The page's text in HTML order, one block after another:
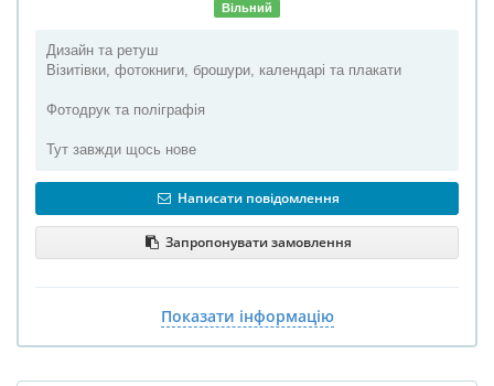
Вільний
Дизайн та ретуш
Візитівки, фотокниги, брошури, календарі та плакати
Фотодрук та поліграфія
Тут завжди щось нове
Написати повідомлення
Запропонувати замовлення
Показати інформацію